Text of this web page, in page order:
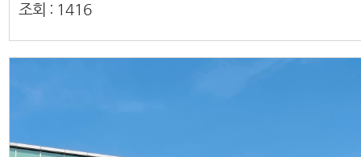
조회 : 1416